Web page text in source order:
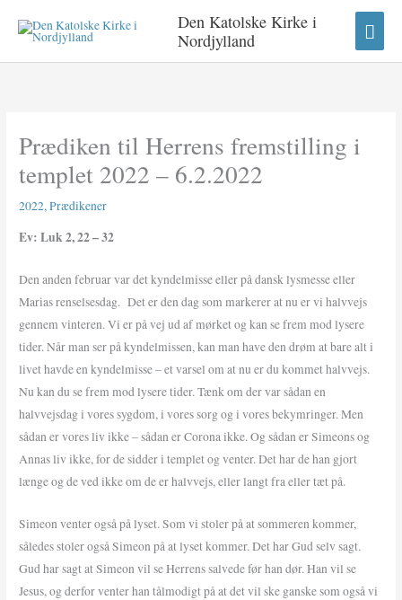
Den Katolske Kirke i
Nordjylland
Prædiken til Herrens fremstilling i
templet 2022 – 6.2.2022
2022,Prædikener
Ev: Luk 2, 22 – 32
Den anden februar var det kyndelmisse eller på dansk lysmesse eller
Marias renselsesdag. Det er den dag som markerer at nu er vi halvvejs
gennem vinteren. Vi er på vej ud af mørket og kan se frem mod lysere
tider. Når man ser på kyndelmissen, kan man have den drøm at bare alt i
livet havde en kyndelmisse – et varsel om at nu er du kommet halvvejs.
Nu kan du se frem mod lysere tider. Tænk om der var sådan en
halvvejsdag i vores sygdom, i vores sorg og i vores bekymringer. Men
sådan er vores liv ikke – sådan er Corona ikke. Og sådan er Simeons og
Annas liv ikke, for de sidder i templet og venter. Det har de han gjort
længe og de ved ikke om de er halvvejs, eller langt fra eller tæt på.
Simeon venter også på lyset. Som vi stoler på at sommeren kommer,
således stoler også Simeon på at lyset kommer. Det har Gud selv sagt.
Gud har sagt at Simeon vil se Herrens salvede før han dør. Han vil se
Jesus, og derfor venter han tålmodigt på at det vil ske ganske som også vi